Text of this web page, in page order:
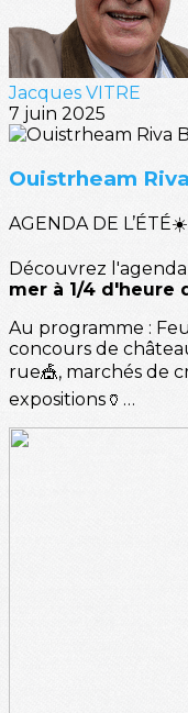
Jacques VITRE
7 juin 2025
Ouistrheam
AGENDA DE L’ÉTÉ☀️
Découvrez
mer à 1/4 d'heure
Au programme :
concours de
rue🎪, marchés de
expositions🏺…